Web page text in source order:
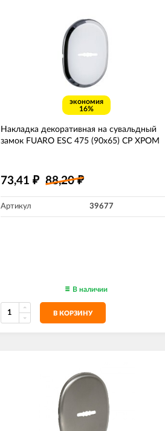
экономия
16%
Накладка декоративная на сувальдный
замок FUARO ESC 475 (90х65) СP ХРОМ
73,41 ₽ 88,20₽
Артикул 39677
В наличии
В КОРЗИНУ